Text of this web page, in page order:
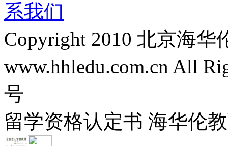
系我们
Copyright 2010 北京海
www.hhledu.com.cn All
号
留学资格认定书 海华伦